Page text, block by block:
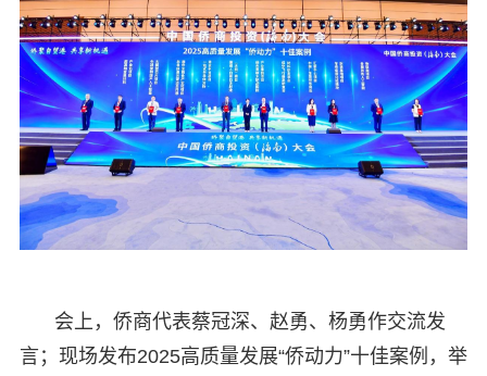
会上，侨商代表蔡冠深、赵勇、杨勇作交流发
言；现场发布2025高质量发展“侨动力”十佳案例，举